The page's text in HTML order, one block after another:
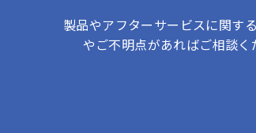
製品やアフターサービスに関す
やご不明点があればご相談く